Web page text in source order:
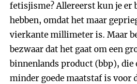
fetisjisme? Allereerst kun je er
hebben, omdat het maar
vierkante millimeter is. Maar
bezwaar dat het gaat om een
binnenlands product (bbp), die
minder goede maatstaf is voor